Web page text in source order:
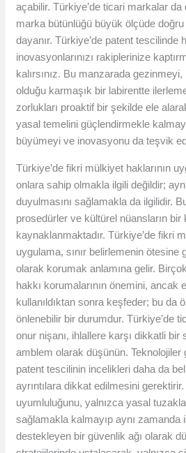
açabilir. Türkiye’de ticari markalar
marka bütünlüğü büyük ölçüde doğru
dayanır. Türkiye’de patent tescilinde
inovasyonlarınızı rakiplerinize
kalırsınız. Bu manzarada gezinmeyi,
olduğu karmaşık bir labirentte
zorlukları proaktif bir şekilde ele
yasal temelini güçlendirmekle
büyümeyi ve inovasyonu da teşvik
Türkiye’de fikri mülkiyet haklarının
onlara sahip olmakla ilgili değildir;
duyulmasını sağlamakla da ilgilidir.
prosedürler ve kültürel nüansların bir
kaynaklanmaktadır. Türkiye’de fikri
uygulama, sınır belirlemenin ötesine
olarak korumak anlamına gelir.
hakkı korumalarının önemini, ancak
kullanıldıktan sonra keşfeder; bu da
önlenebilir bir durumdur. Türkiye’de
onur nişanı, ihlallere karşı dikkatli bir
amblem olarak düşünün. Teknolojiler
patent tescilinin incelikleri daha da
ayrıntılara dikkat edilmesini
uyumluluğunu, yalnızca yasal
sağlamakla kalmayıp aynı zamanda
destekleyen bir güvenlik ağı olarak